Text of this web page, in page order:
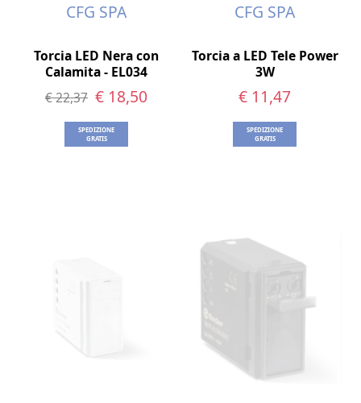
CFG SPA
Torcia LED Nera con
Calamita - EL034
€ 22,37 € 18,50
SPEDIZIONE
GRATIS
CFG SPA
Torcia a LED Tele Power
3W
€ 11,47
SPEDIZIONE
GRATIS